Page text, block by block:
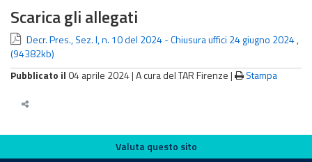
Scarica gli allegati
Decr. Pres., Sez. I, n. 10 del 2024 - Chiusura uffici 24 giugno 2024,
(94382kb)
Pubblicato il 04 aprile 2024 |A cura del TAR Firenze| Stampa
Valuta questo sito
Valuta questo sito